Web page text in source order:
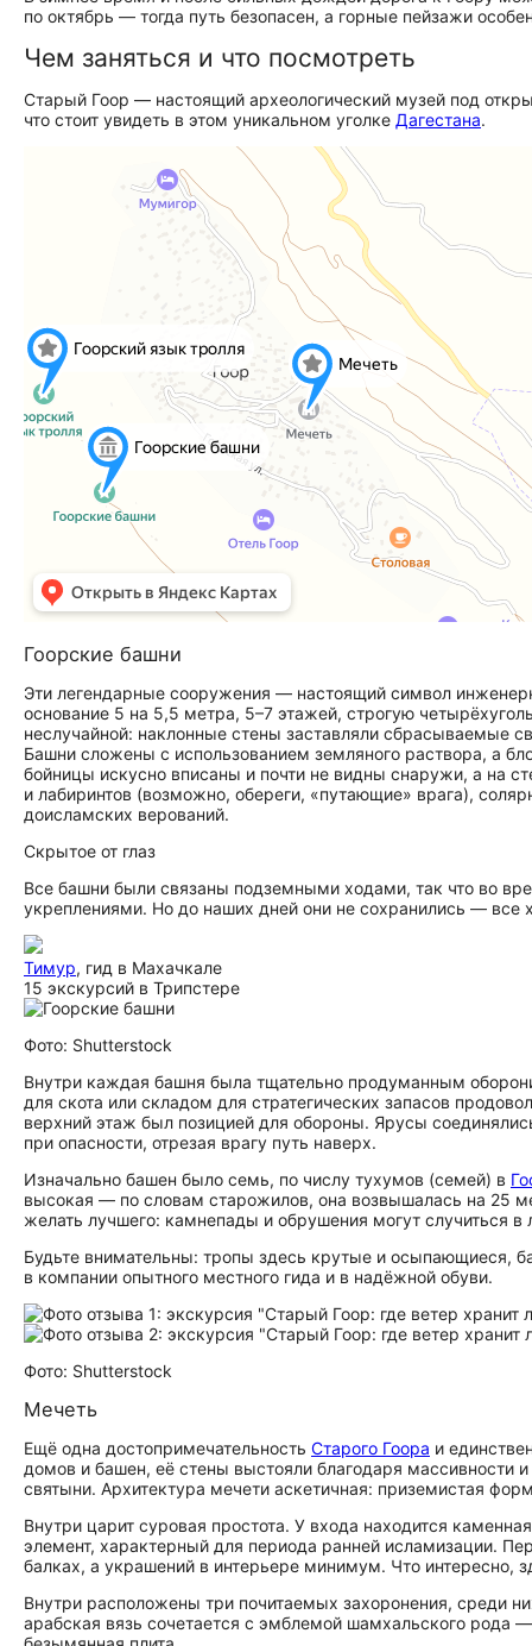
по октябрь — тогда путь безопасен, а горные пейзажи
Чем заняться и что посмотреть
Старый Гоор — настоящий археологический музей под
что стоит увидеть в этом уникальном уголке Дагестана.
Гоорские башни
Эти легендарные сооружения — настоящий символ
основание 5 на 5,5 метра, 5–7 этажей, строгую
неслучайной: наклонные стены заставляли сбрасываемые
Башни сложены с использованием земляного раствора, а
бойницы искусно вписаны и почти не видны снаружи, а на
и лабиринтов (возможно, обереги, «путающие» врага),
доисламских верований.
Скрытое от глаз
Все башни были связаны подземными ходами, так что во
укреплениями. Но до наших дней они не сохранились — все
Тимур, гид в Махачкале
15 экскурсий в Трипстере
Фото: Shutterstock
Внутри каждая башня была тщательно продуманным
для скота или складом для стратегических запасов
верхний этаж был позицией для обороны. Ярусы
при опасности, отрезая врагу путь наверх.
Изначально башен было семь, по числу тухумов (семей) в
высокая — по словам старожилов, она возвышалась на 25
желать лучшего: камнепады и обрушения могут случиться в
Будьте внимательны: тропы здесь крутые и осыпающиеся,
в компании опытного местного гида и в надёжной обуви.
Фото: Shutterstock
Мечеть
Ещё одна до­сто­при­ме­ча­тель­но­сть Старого Гоора и
домов и башен, её стены выстояли благодаря массивности
святыни. Архитектура мечети аскетичная: приземистая
Внутри царит суровая простота. У входа находится
элемент, характерный для периода ранней исламизации.
балках, а украшений в интерьере минимум. Что
Внутри расположены три почитаемых захоронения, среди
арабская вязь сочетается с эмблемой шамхальского рода